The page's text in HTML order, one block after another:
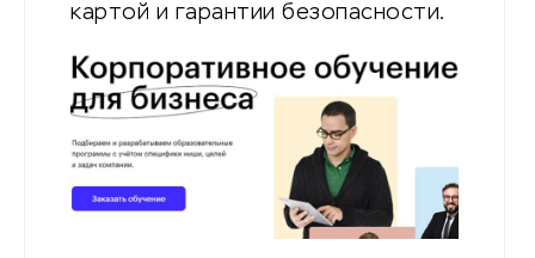
картой и гарантии безопасности.